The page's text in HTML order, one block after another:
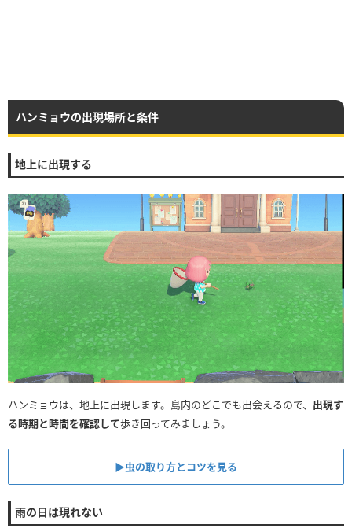
ハンミョウの出現場所と条件
地上に出現する
ハンミョウは、地上に出現します。島内のどこでも出会えるので、 出現す
る時期と時間を確認して歩き回ってみましょう。
▶︎虫の取り方とコツを見る
雨の日は現れない